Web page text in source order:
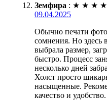
Земфира : ★ ★ ★ ★
09.04.2025
Обычно печати
сомнения. Но здесь
выбрала размер,
быстро. Процесс
несколько дней
Холст просто
насыщенные.
качество и удобство.